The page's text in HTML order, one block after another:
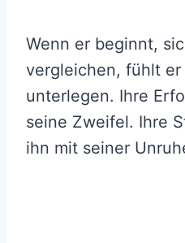
Wenn er beginnt,
vergleichen, fühlt
unterlegen. Ihre
seine Zweifel. Ihre
ihn mit seiner